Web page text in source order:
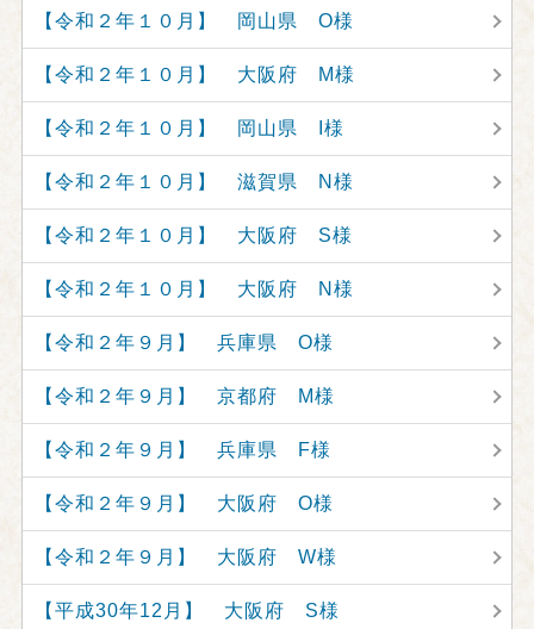
【令和２年１０月】 岡山県 O様
【令和２年１０月】 大阪府 M様
【令和２年１０月】 岡山県 I様
【令和２年１０月】 滋賀県 N様
【令和２年１０月】 大阪府 S様
【令和２年１０月】 大阪府 N様
【令和２年９月】 兵庫県 O様
【令和２年９月】 京都府 M様
【令和２年９月】 兵庫県 F様
【令和２年９月】 大阪府 O様
【令和２年９月】 大阪府 W様
【平成30年12月】 大阪府 S様